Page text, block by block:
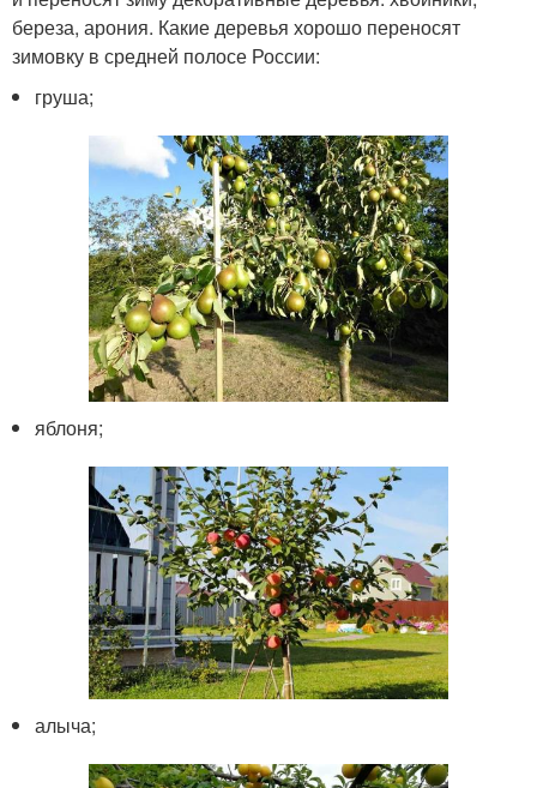
береза, арония. Какие деревья хорошо переносят
зимовку в средней полосе России:
груша;
яблоня;
алыча;